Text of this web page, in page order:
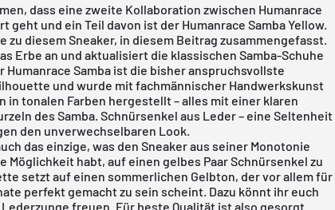
dass eine zweite Kollaboration zwischen Humanrace
geht und ein Teil davon ist der Humanrace Samba Yellow.
zu diesem Sneaker, in diesem Beitrag zusammengefasst.
Erbe an und aktualisiert die klassischen Samba-Schuhe
Humanrace Samba ist die bisher anspruchsvollste
und wurde mit fachmännischer Handwerkskunst
in tonalen Farben hergestellt – alles mit einer klaren
des Samba. Schnürsenkel aus Leder – eine Seltenheit
den unverwechselbaren Look.
das einzige, was den Sneaker aus seiner Monotonie
Möglichkeit habt, auf einen gelbes Paar Schnürsenkel zu
setzt auf einen sommerlichen Gelbton, der vor allem für
perfekt gemacht zu sein scheint. Dazu könnt ihr euch
freuen. Für beste Qualität ist also gesorgt.